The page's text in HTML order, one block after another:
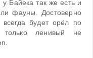
у Байека так же есть и
фауны. Достоверно
всегда будет орёл по
только ленивый не